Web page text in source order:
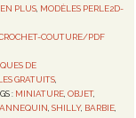
EN PLUS MODÈLES PERLE2D-
COUTURE/PDF
DE
GRATUITS
: MINIATURE ,OBJET,
,SHILLY, BARBIE